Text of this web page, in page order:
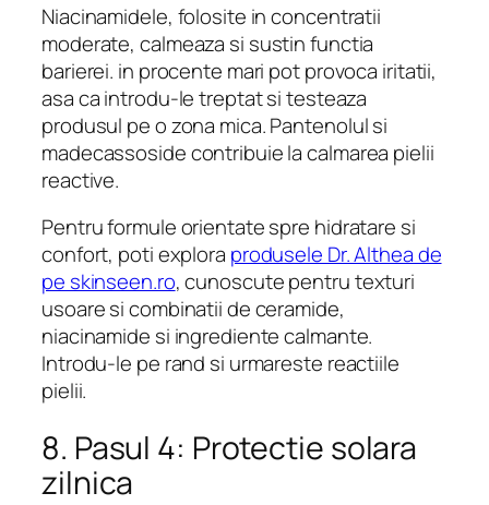
Niacinamidele, folosite in concentratii
moderate, calmeaza si sustin functia
barierei. in procente mari pot provoca iritatii,
asa ca introdu-le treptat si testeaza
produsul pe o zona mica. Pantenolul si
madecassoside contribuie la calmarea pielii
reactive.
Pentru formule orientate spre hidratare si
confort, poti explora produsele Dr. Althea de
pe skinseen.ro, cunoscute pentru texturi
usoare si combinatii de ceramide,
niacinamide si ingrediente calmante.
Introdu-le pe rand si urmareste reactiile
pielii.
8. Pasul 4: Protectie solara
zilnica